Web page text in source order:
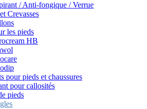
/ Anti-fongique / Verrue
Crevasses
les pieds
HB
pour pieds et chaussures
pour callosités
pieds